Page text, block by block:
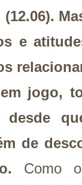
e
jogo,
de
Como